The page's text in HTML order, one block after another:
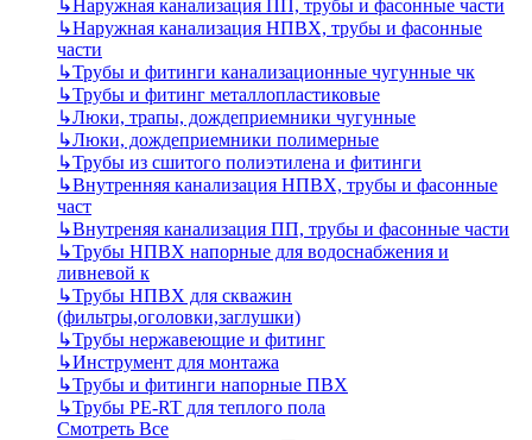
↳Наружная канализация ПП, трубы и фасонные части
↳Наружная канализация НПВХ, трубы и фасонные
части
↳Трубы и фитинги канализационные чугунные чк
↳Трубы и фитинг металлопластиковые
↳Люки, трапы, дождеприемники чугунные
↳Люки, дождеприемники полимерные
↳Трубы из сшитого полиэтилена и фитинги
↳Внутренняя канализация НПВХ, трубы и фасонные
част
↳Внутреняя канализация ПП, трубы и фасонные части
↳Трубы НПВХ напорные для водоснабжения и
ливневой к
↳Трубы НПВХ для скважин
(фильтры,оголовки,заглушки)
↳Трубы нержавеющие и фитинг
↳Инструмент для монтажа
↳Трубы и фитинги напорные ПВХ
↳Трубы PE-RT для теплого пола
Смотреть Все